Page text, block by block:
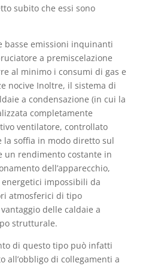
subito che essi sono
basse emissioni inquinanti
a premiscelazione
al minimo i consumi di gas e
nocive Inoltre, il sistema di
a condensazione (in cui la
completamente
ventilatore, controllato
la soffia in modo diretto sul
un rendimento costante in
dell’apparecchio,
impossibili da
atmosferici di tipo
delle caldaie a
strutturale.
di questo tipo può infatti
all’obbligo di collegamenti a